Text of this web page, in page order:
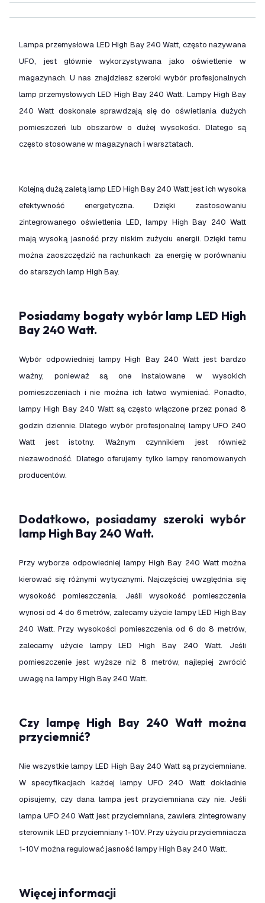
Lampa przemysłowa LED High Bay 240 Watt, często nazywana
UFO, jest głównie wykorzystywana jako oświetlenie w
magazynach. U nas znajdziesz szeroki wybór profesjonalnych
lamp przemysłowych LED High Bay 240 Watt. Lampy High Bay
240 Watt doskonale sprawdzają się do oświetlania dużych
pomieszczeń lub obszarów o dużej wysokości. Dlatego są
często stosowane w magazynach i warsztatach.
Kolejną dużą zaletą lamp LED High Bay 240 Watt jest ich wysoka
efektywność energetyczna. Dzięki zastosowaniu
zintegrowanego oświetlenia LED, lampy High Bay 240 Watt
mają wysoką jasność przy niskim zużyciu energii. Dzięki temu
można zaoszczędzić na rachunkach za energię w porównaniu
do starszych lamp High Bay.
Posiadamy bogaty wybór lamp LED High
Bay 240 Watt.
Wybór odpowiedniej lampy High Bay 240 Watt jest bardzo
ważny, ponieważ są one instalowane w wysokich
pomieszczeniach i nie można ich łatwo wymieniać. Ponadto,
lampy High Bay 240 Watt są często włączone przez ponad 8
godzin dziennie. Dlatego wybór profesjonalnej lampy UFO 240
Watt jest istotny. Ważnym czynnikiem jest również
niezawodność. Dlatego oferujemy tylko lampy renomowanych
producentów.
Dodatkowo, posiadamy szeroki wybór
lamp High Bay 240 Watt.
Przy wyborze odpowiedniej lampy High Bay 240 Watt można
kierować się różnymi wytycznymi. Najczęściej uwzględnia się
wysokość pomieszczenia. Jeśli wysokość pomieszczenia
wynosi od 4 do 6 metrów, zalecamy użycie lampy LED High Bay
240 Watt. Przy wysokości pomieszczenia od 6 do 8 metrów,
zalecamy użycie lampy LED High Bay 240 Watt. Jeśli
pomieszczenie jest wyższe niż 8 metrów, najlepiej zwrócić
uwagę na lampy High Bay 240 Watt.
Czy lampę High Bay 240 Watt można
przyciemnić?
Nie wszystkie lampy LED High Bay 240 Watt są przyciemniane.
W specyfikacjach każdej lampy UFO 240 Watt dokładnie
opisujemy, czy dana lampa jest przyciemniana czy nie. Jeśli
lampa UFO 240 Watt jest przyciemniana, zawiera zintegrowany
sterownik LED przyciemniany 1-10V. Przy użyciu przyciemniacza
1-10V można regulować jasność lampy High Bay 240 Watt.
Więcej informacji